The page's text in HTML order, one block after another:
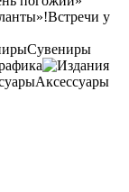
Встречи у
Сувениры
Аксессуары